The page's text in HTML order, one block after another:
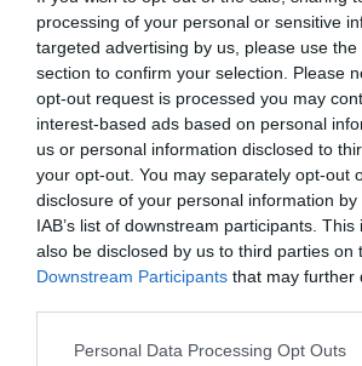
processing of your personal or sensitive
targeted advertising by us, please use
section to confirm your selection. Please
opt-out request is processed you may
interest-based ads based on personal
us or personal information disclosed to
your opt-out. You may separately opt-out
disclosure of your personal information
IAB’s list of downstream participants.
also be disclosed by us to third parties on
Downstream Participants that may further
Personal Data Processing Opt Outs
AZ ÉPÜLET ELSŐ
VISSZAFOGOTTABB, MINT
FAMÍLIA VAGY A CASA
EZÉRT IZGALMAS.
A meredek hegyoldalba
tetővel rendelkező ház inkább
alpesi menedékházra, mint a
társított szoborszerű